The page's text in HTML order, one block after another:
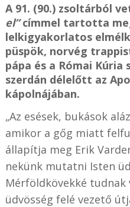
A 91. (90.) zsoltárból
el”címmel tartotta
lelkigyakorlatos
püspök, norvég
pápa és a Római Kúria
szerdán délelőtt az
kápolnájában.
„Az esések, bukások
amikor a gőg miatt
állapítja meg Erik
nekünk mutatni Isten
Mérföldkövekké tudnak
üdvösség felé vezető